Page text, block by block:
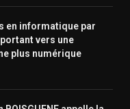
en informatique par
vers une
plus numérique